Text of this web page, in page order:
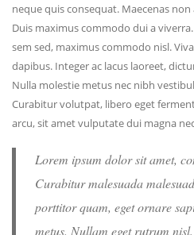
neque quis consequat. Maecenas
Duis maximus commodo dui a
sem sed, maximus commodo nisl.
dapibus. Integer ac lacus laoreet,
Nulla molestie metus nec nibh
Curabitur volutpat, libero eget
arcu, sit amet vulputate dui magna
Lorem ipsum dolor sit amet,
Curabitur malesuada
porttitor quam, eget ornare
metus. Nullam eget rutrum